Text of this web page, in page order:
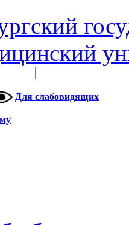
Для слабовидящих